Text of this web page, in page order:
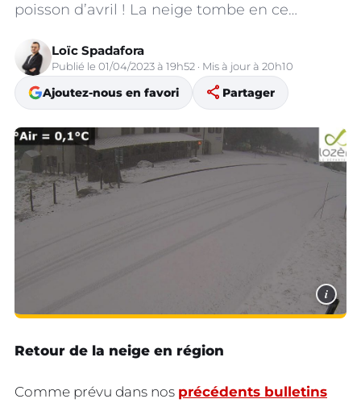
poisson d’avril ! La neige tombe en ce…
Loïc Spadafora
Publié le 01/04/2023 à 19h52 · Mis à jour à 20h10
Ajoutez-nous en favori share Partager
i
Retour de la neige en région
Comme prévu dans nos précédents bulletins